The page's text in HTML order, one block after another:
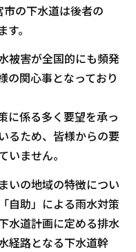
の下水道は後者の
。
被害が全国的にも頻発
の関心事となっており
に係る多く要望を承っ
るため、皆様からの要
ません。
いの地域の特徴につい
自助」による雨水対策
水道計画に定める排水
経路となる下水道幹